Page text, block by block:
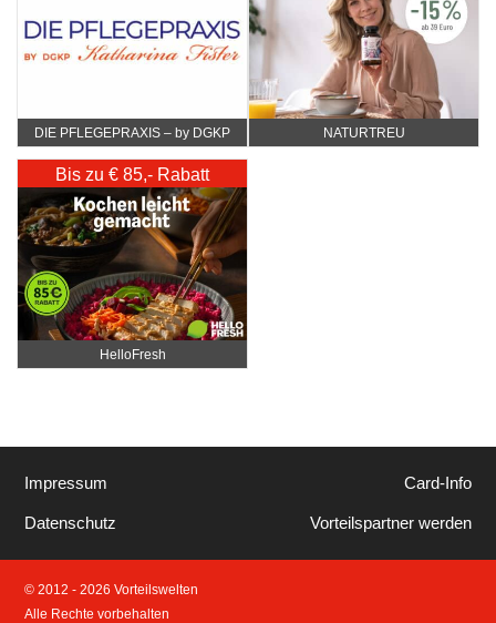
DIE PFLEGEPRAXIS – by DGKP
Katharina Fister
NATURTREU
Bis zu € 85,- Rabatt
HelloFresh
Impressum
Datenschutz
Card-Info
Vorteilspartner werden
© 2012 - 2026 Vorteilswelten
Alle Rechte vorbehalten